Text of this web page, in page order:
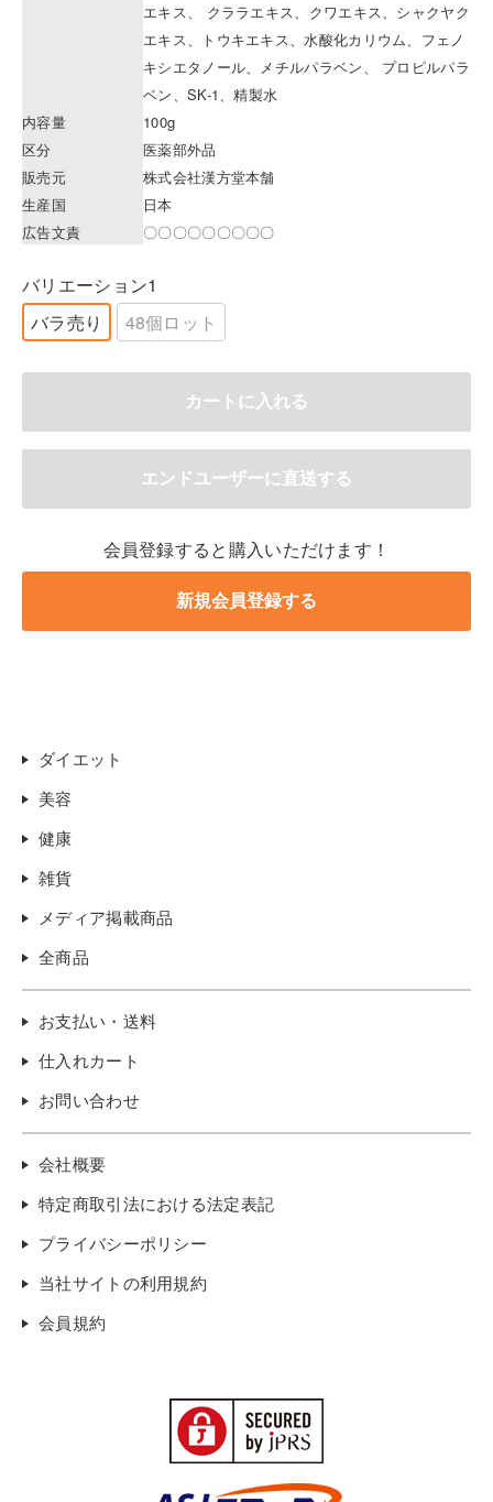
エキス、 クララエキス、クワエキス、シャクヤク
エキス、トウキエキス、水酸化カリウム、フェノ
キシエタノール、メチルパラベン、 プロピルパラ
ベン、SK-1、精製水
内容量
100g
区分
医薬部外品
販売元
株式会社漢方堂本舗
生産国
日本
広告文責
〇〇〇〇〇〇〇〇〇
バリエーション1
バラ売り
48個ロット
会員登録すると購入いただけます！
ダイエット
美容
健康
雑貨
メディア掲載商品
全商品
お支払い・送料
仕入れカート
お問い合わせ
会社概要
特定商取引法における法定表記
プライバシーポリシー
当社サイトの利用規約
会員規約